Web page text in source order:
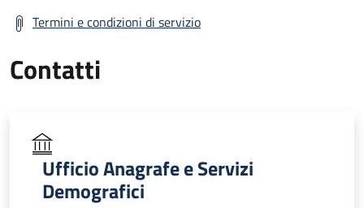
Termini e condizioni di servizio
Contatti
Ufficio Anagrafe e Servizi
Demografici